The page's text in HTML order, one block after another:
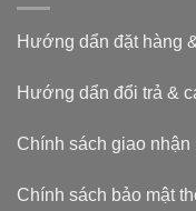
Hướng dẩn đặt hàng
Hướng dẩn đổi trả &
Chính sách giao nhận
Chính sách bảo mật